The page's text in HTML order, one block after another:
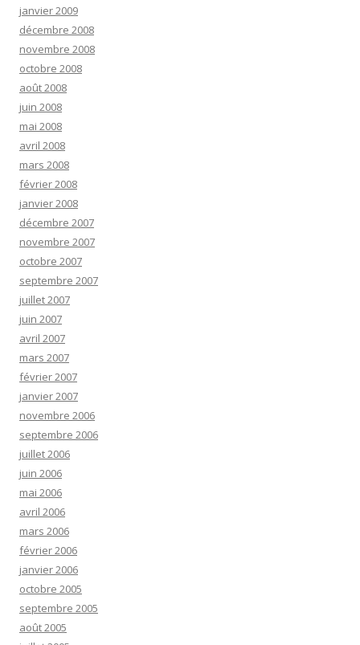
janvier 2009
décembre 2008
novembre 2008
octobre 2008
août 2008
juin 2008
mai 2008
avril 2008
mars 2008
février 2008
janvier 2008
décembre 2007
novembre 2007
octobre 2007
septembre 2007
juillet 2007
juin 2007
avril 2007
mars 2007
février 2007
janvier 2007
novembre 2006
septembre 2006
juillet 2006
juin 2006
mai 2006
avril 2006
mars 2006
février 2006
janvier 2006
octobre 2005
septembre 2005
août 2005